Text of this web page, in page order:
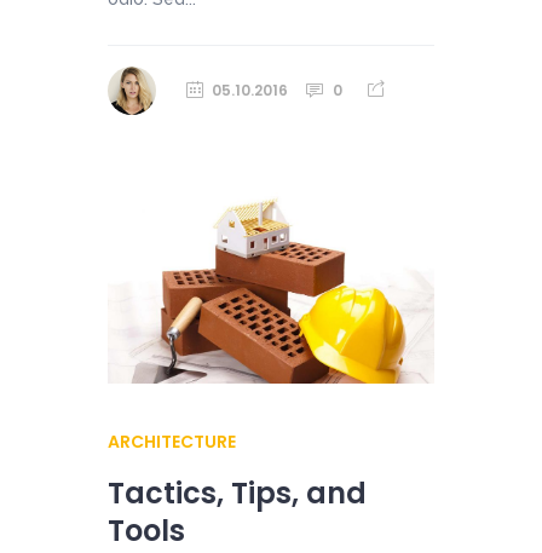
05.10.2016 0
ARCHITECTURE
Tactics, Tips, and
Tools